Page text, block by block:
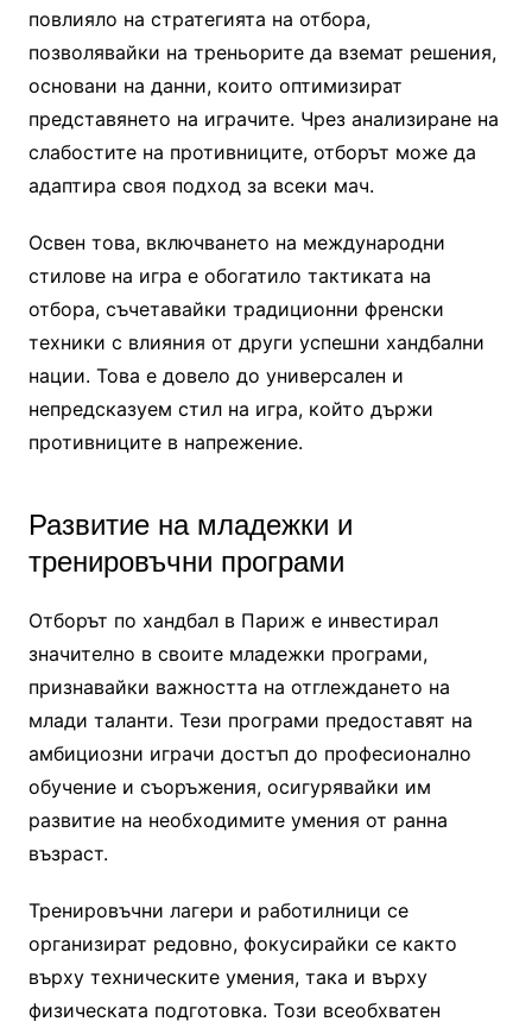
повлияло на стратегията на отбора,
позволявайки на треньорите да вземат решения,
основани на данни, които оптимизират
представянето на играчите. Чрез анализиране на
слабостите на противниците, отборът може да
адаптира своя подход за всеки мач.
Освен това, включването на международни
стилове на игра е обогатило тактиката на
отбора, съчетавайки традиционни френски
техники с влияния от други успешни хандбални
нации. Това е довело до универсален и
непредсказуем стил на игра, който държи
противниците в напрежение.
Развитие на младежки и
тренировъчни програми
Отборът по хандбал в Париж е инвестирал
значително в своите младежки програми,
признавайки важността на отглеждането на
млади таланти. Тези програми предоставят на
амбициозни играчи достъп до професионално
обучение и съоръжения, осигурявайки им
развитие на необходимите умения от ранна
възраст.
Тренировъчни лагери и работилници се
организират редовно, фокусирайки се както
върху техническите умения, така и върху
физическата подготовка. Този всеобхватен